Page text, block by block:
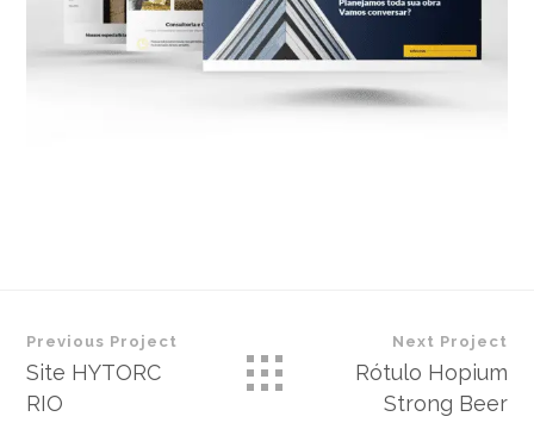
Previous Project
Site HYTORC
RIO
Next Project
Rótulo Hopium
Strong Beer